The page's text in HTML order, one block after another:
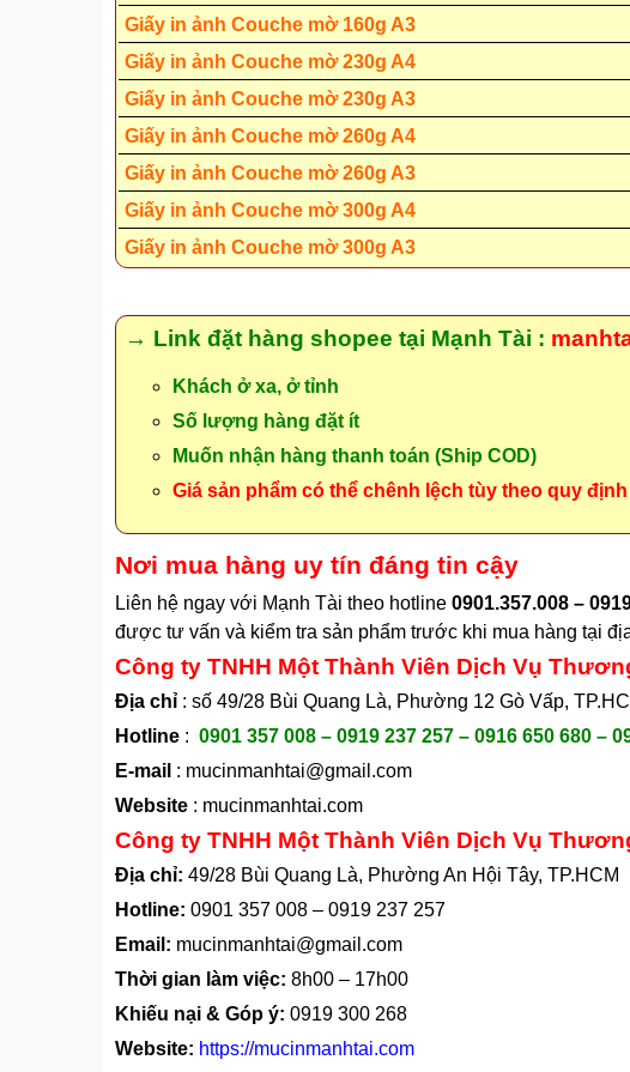
Giấy in ảnh Couche mờ 160g A3
Giấy in ảnh Couche mờ 230g A4
Giấy in ảnh Couche mờ 230g A3
Giấy in ảnh Couche mờ 260g A4
Giấy in ảnh Couche mờ 260g A3
Giấy in ảnh Couche mờ 300g A4
Giấy in ảnh Couche mờ 300g A3
→ Link đặt hàng shopee tại Mạnh Tài :
Khách ở xa, ở tỉnh
Số lượng hàng đặt ít
Muốn nhận hàng thanh toán (Ship COD)
Giá sản phẩm có thể chênh lệch tùy theo quy
Nơi mua hàng uy tín đáng tin cậy
Liên hệ ngay với Mạnh Tài theo hotline 0901.357.008 –
được tư vấn và kiểm tra sản phẩm trước khi mua hàng tại
Công ty TNHH Một Thành Viên Dịch Vụ
Địa chỉ : số 49/28 Bùi Quang Là, Phường 12 Gò Vấp,
Hotline : 0901 357 008 – 0919 237 257 – 0916 650 680 –
E-mail : mucinmanhtai@gmail.com
Website : mucinmanhtai.com
Công ty TNHH Một Thành Viên Dịch Vụ
Địa chỉ: 49/28 Bùi Quang Là, Phường An Hội Tây, TP.HCM
Hotline: 0901 357 008 – 0919 237 257
Email: mucinmanhtai@gmail.com
Thời gian làm việc: 8h00 – 17h00
Khiếu nại & Góp ý: 0919 300 268
Website: https://mucinmanhtai.com